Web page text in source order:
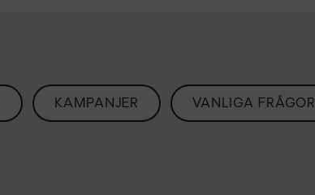
KAMPANJER VANLIGA FRÅGOR